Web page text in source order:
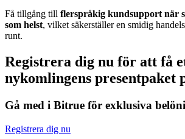
Få tillgång till flerspråkig kundsupport när
som helst, vilket säkerställer en smidig
runt.
Registrera dig nu för att få
nykomlingens presentpaket
Gå med i Bitrue för exklusiva
Registrera dig nu